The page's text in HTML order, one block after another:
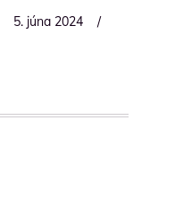
5. júna 2024
/